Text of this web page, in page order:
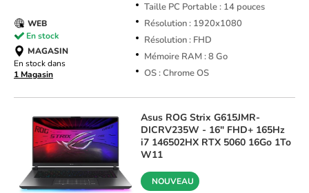
Taille PC Portable : 14 pouces
Résolution : 1920x1080
Résolution : FHD
Mémoire RAM : 8 Go
OS : Chrome OS
WEB
En stock
MAGASIN
En stock dans
1 Magasin
Asus ROG Strix G615JMR-
DICRV235W - 16" FHD+ 165Hz
i7 146502HX RTX 5060 16Go 1To
W11
NOUVEAU